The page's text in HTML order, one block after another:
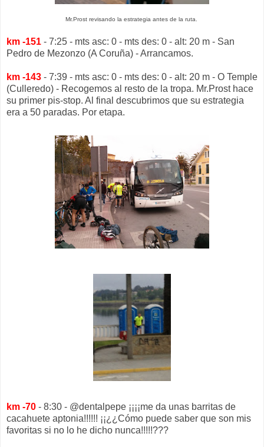
Mr.Prost revisando la estrategia antes de la ruta.
km -151 - 7:25 - mts asc: 0 - mts des: 0 - alt: 20 m - San
Pedro de Mezonzo (A Coruña) - Arrancamos.
km -143 - 7:39 - mts asc: 0 - mts des: 0 - alt: 20 m - O Temple
(Culleredo) - Recogemos al resto de la tropa. Mr.Prost hace
su primer pis-stop. Al final descubrimos que su estrategia
era a 50 paradas. Por etapa.
km -70 - 8:30 - @dentalpepe ¡¡¡¡me da unas barritas de
cacahuete aptonia!!!!!! ¡¡¿¿Cómo puede saber que son mis
favoritas si no lo he dicho nunca!!!!!???